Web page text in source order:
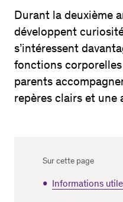
Durant la deuxième
développent
s’intéressent
fonctions
parents
repères clairs et
Sur cette page
Informations